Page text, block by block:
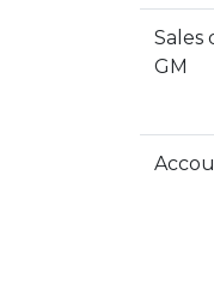
Sales
GM